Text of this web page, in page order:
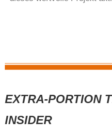
EXTRA-PORTION
INSIDER